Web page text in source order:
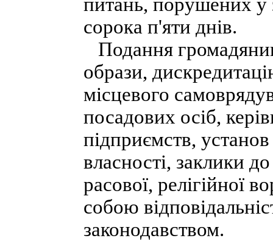
сорока п'яти днів.
Подання
образи,
місцевого
посадових осіб,
підприємств,
власності, заклики
расової, релігійної
собою
законодавством.